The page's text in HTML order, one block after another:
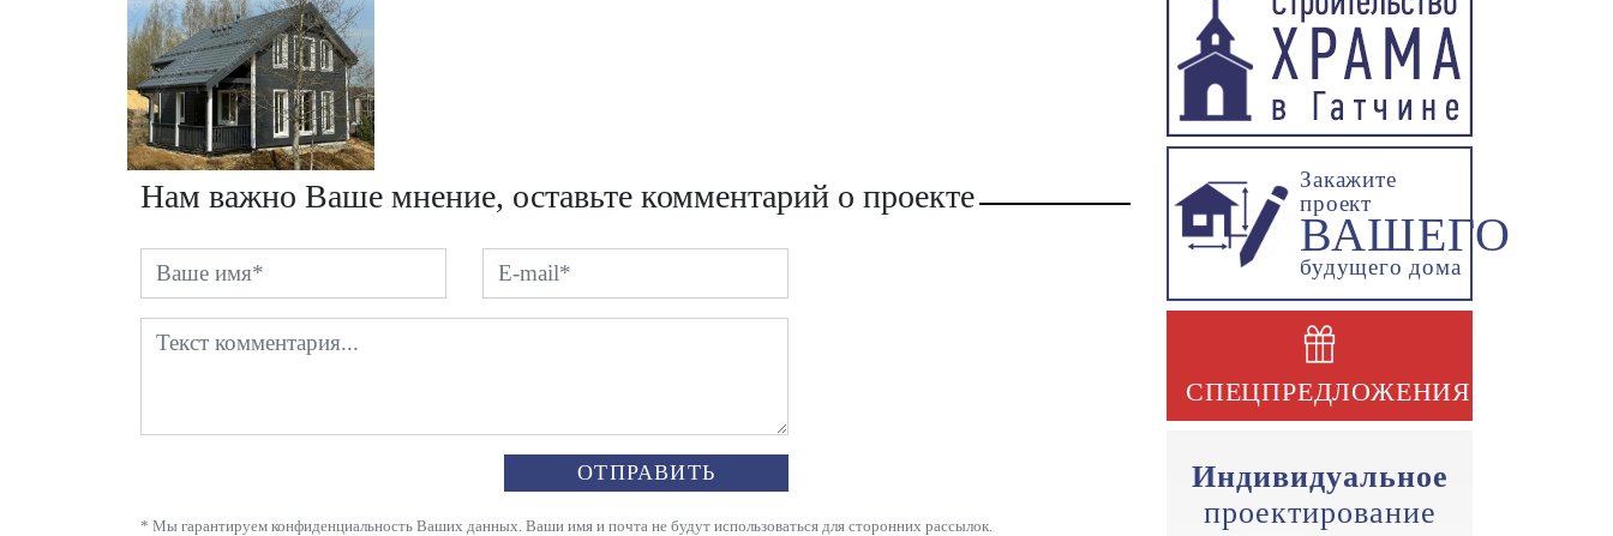
Нам важно Ваше мнение, оставьте комментарий о проекте
ОТПРАВИТЬ
* Мы гарантируем конфиденциальность Ваших данных. Ваши имя и почта не будут использоваться для сторонних рассылок.
Закажите
проект
ВАШЕГО
будущего дома
СПЕЦПРЕДЛОЖЕНИЯ
Индивидуальное
проектирование